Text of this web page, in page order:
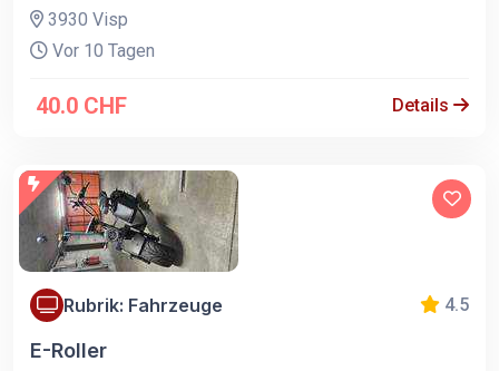
3930 Visp
Vor 10 Tagen
40.0 CHF Details
Rubrik: Fahrzeuge 4.5
E-Roller